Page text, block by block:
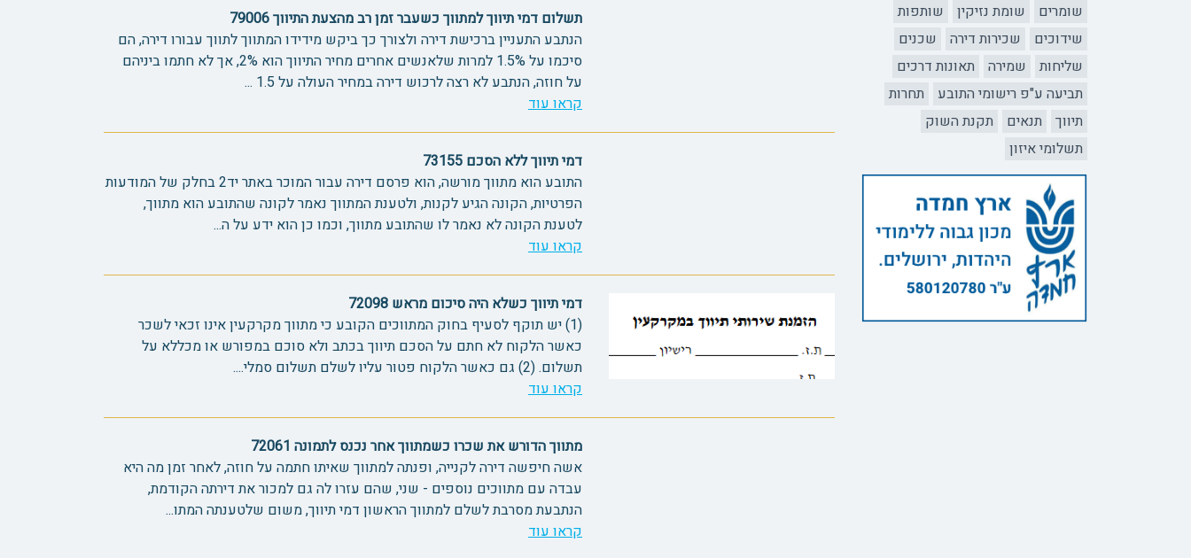
שומרים
שומת נזיקין
שותפות
שידוכים
שכירות דירה
שכנים
שליחות
שמירה
תאונות דרכים
תביעה ע"פ רישומי התובע
תחרות
תיווך
תנאים
תקנת השוק
תשלומי איזון
תשלום דמי תיווך למתווך כשעבר זמן רב מהצעת התיווך 79006
הנתבע התעניין ברכישת דירה ולצורך כך ביקש מידידו המתווך לתווך עבורו דירה, הם
סיכמו על 1.5% למרות שלאנשים אחרים מחיר התיווך הוא 2%, אך לא חתמו ביניהם
על חוזה, הנתבע לא רצה לרכוש דירה במחיר העולה על 1.5 ...
קראו עוד
דמי תיווך ללא הסכם 73155
התובע הוא מתווך מורשה, הוא פרסם דירה עבור המוכר באתר יד2 בחלק של המודעות
הפרטיות, הקונה הגיע לקנות, ולטענת המתווך נאמר לקונה שהתובע הוא מתווך,
לטענת הקונה לא נאמר לו שהתובע מתווך, וכמו כן הוא ידע על ה...
קראו עוד
דמי תיווך כשלא היה סיכום מראש 72098
(1) יש תוקף לסעיף בחוק המתווכים הקובע כי מתווך מקרקעין אינו זכאי לשכר
כאשר הלקוח לא חתם על הסכם תיווך בכתב ולא סוכם במפורש או מכללא על
תשלום. (2) גם כאשר הלקוח פטור עליו לשלם תשלום סמלי....
קראו עוד
מתווך הדורש את שכרו כשמתווך אחר נכנס לתמונה 72061
אשה חיפשה דירה לקנייה, ופנתה למתווך שאיתו חתמה על חוזה, לאחר זמן מה היא
עבדה עם מתווכים נוספים - שני, שהם עזרו לה גם למכור את דירתה הקודמת,
הנתבעת מסרבת לשלם למתווך הראשון דמי תיווך, משום שלטענתה המתו...
קראו עוד